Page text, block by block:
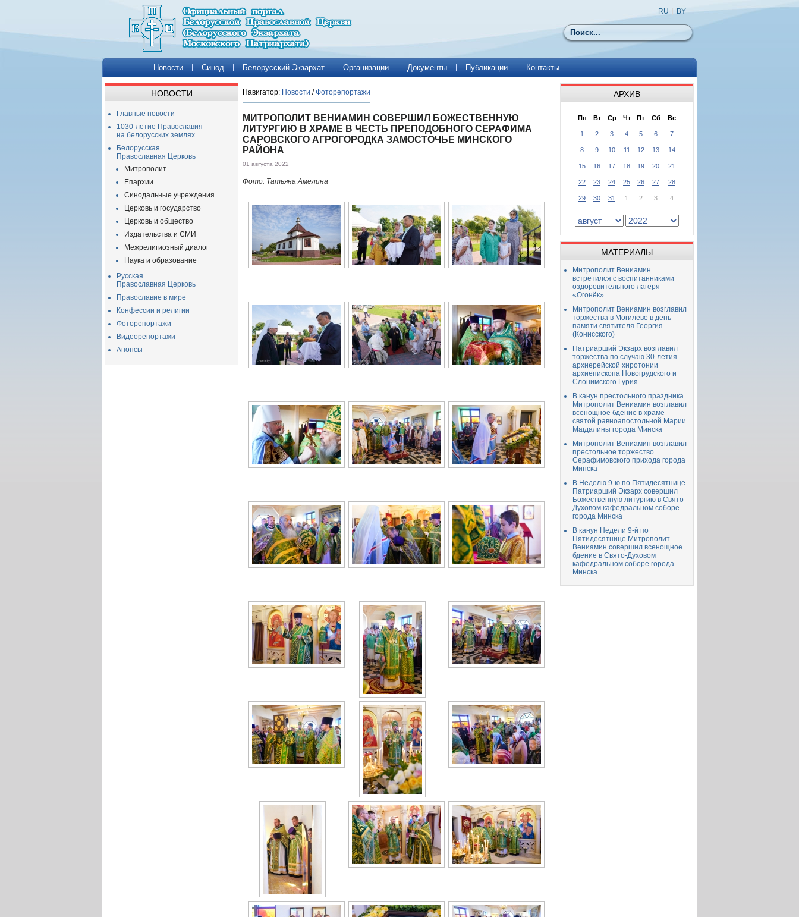
Поиск
RU BY
Новости Синод Белорусский Экзархат Организации Документы Публикации Контакты
НОВОСТИ
Главные новости
1030-летие Православия
на белорусских землях
Белорусская
Православная Церковь
Митрополит
Епархии
Синодальные учреждения
Церковь и государство
Церковь и общество
Издательства и СМИ
Межрелигиозный диалог
Наука и образование
Русская
Православная Церковь
Православие в мире
Конфессии и религии
Фоторепортажи
Видеорепортажи
Анонсы
Навигатор: Новости /Фоторепортажи
МИТРОПОЛИТ ВЕНИАМИН СОВЕРШИЛ БОЖЕСТВЕННУЮ
ЛИТУРГИЮ В ХРАМЕ В ЧЕСТЬ ПРЕПОДОБНОГО СЕРАФИМА
САРОВСКОГО АГРОГОРОДКА ЗАМОСТОЧЬЕ МИНСКОГО
РАЙОНА
01 августа 2022
Фото: Татьяна Амелина
АРХИВ
Пн Вт Ср Чт Пт Сб Вс
1 2 3 4 5 6 7
8 9 10 11 12 13 14
15 16 17 18 19 20 21
22 23 24 25 26 27 28
29 30 31 1 2 3 4
МАТЕРИАЛЫ
Митрополит Вениамин
встретился с воспитанниками
оздоровительного лагеря
«Огонёк»
Митрополит Вениамин возглавил
торжества в Могилеве в день
памяти святителя Георгия
(Конисского)
Патриарший Экзарх возглавил
торжества по случаю 30-летия
архиерейской хиротонии
архиепископа Новогрудского и
Слонимского Гурия
В канун престольного праздника
Митрополит Вениамин возглавил
всенощное бдение в храме
святой равноапостольной Марии
Магдалины города Минска
Митрополит Вениамин возглавил
престольное торжество
Серафимовского прихода города
Минска
В Неделю 9-ю по Пятидесятнице
Патриарший Экзарх совершил
Божественную литургию в Свято-
Духовом кафедральном соборе
города Минска
В канун Недели 9-й по
Пятидесятнице Митрополит
Вениамин совершил всенощное
бдение в Свято-Духовом
кафедральном соборе города
Минска